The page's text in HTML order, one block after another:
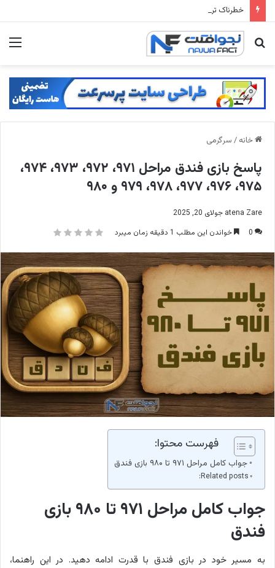
جستجو
خانه / سرگرمی
پاسخ بازی فندق مراحل ۹۷۱، ۹۷۲، ۹۷۳، ۹۷۴،
۹۷۵، ۹۷۶، ۹۷۷، ۹۷۸، ۹۷۹ و ۹۸۰
atena Zare جولای 20, 2025
0
خواندن این مطلب 1 دقیقه زمان میبرد
فهرست محتوا:
جواب کامل مراحل ۹۷۱ تا ۹۸۰ بازی فندق
Related posts:
جواب کامل مراحل ۹۷۱ تا ۹۸۰ بازی
فندق
به مسیر خود در بازی فندق با قدرت ادامه دهید. در این راهنما،